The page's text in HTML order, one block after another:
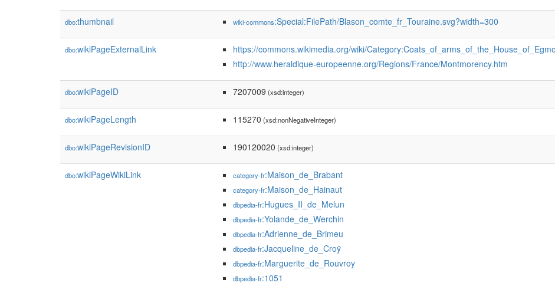
dbo:thumbnail wiki-commons:Special:FilePath/Blason_comte_fr_Touraine.svg?width=300
dbo:wikiPageExternalLink
https://commons.wikimedia.org/wiki/
http://www.heraldique-europeenne.org/Regions/France/Montmorency.htm
dbo:wikiPageID 7207009 (xsd:integer)
dbo:wikiPageLength 115270 (xsd:nonNegativeInteger)
dbo:wikiPageRevisionID 190120020 (xsd:integer)
dbo:wikiPageWikiLink category-fr:Maison_de_Brabant
category-fr:Maison_de_Hainaut
dbpedia-fr:Hugues_II_de_Melun
dbpedia-fr:Yolande_de_Werchin
dbpedia-fr:Adrienne_de_Brimeu
dbpedia-fr:Jacqueline_de_Croÿ
dbpedia-fr:Marguerite_de_Rouvroy
dbpedia-fr:1051